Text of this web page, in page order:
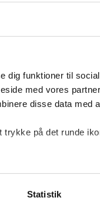
dig funktioner til
med vores
disse data med
på det runde
Statistik
søger
dig og din